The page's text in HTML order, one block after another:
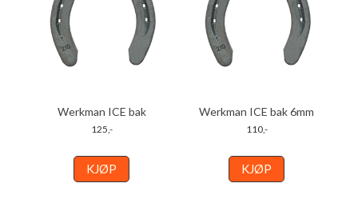
Werkman ICE bak
125,-
KJØP
Werkman ICE bak 6mm
110,-
KJØP